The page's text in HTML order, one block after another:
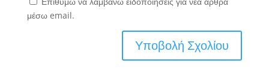
μέσω email.